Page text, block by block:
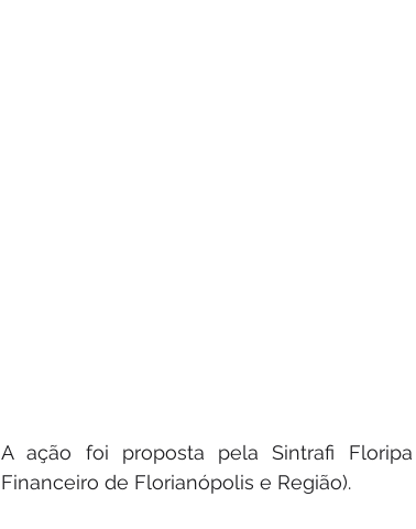
A ação foi proposta pela Sintrafi
Financeiro de Florianópolis e Região).